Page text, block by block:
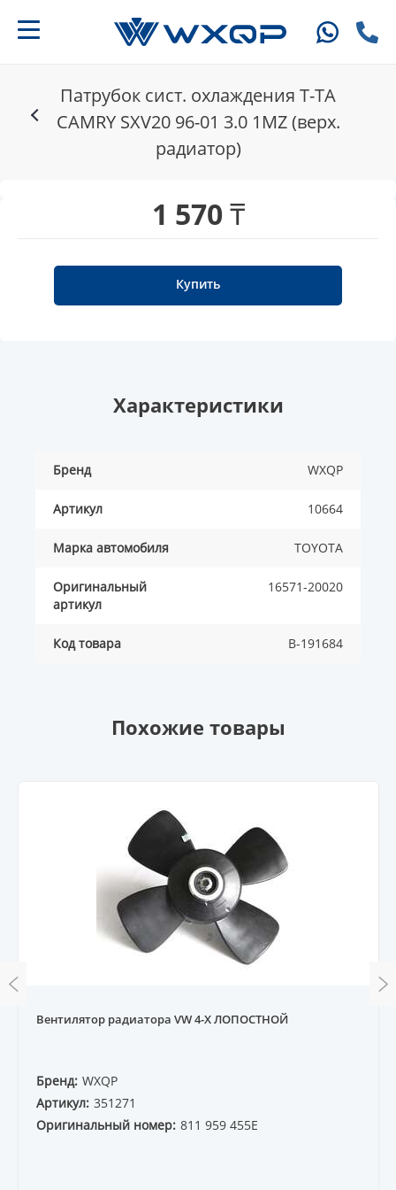
Патрубок сист. охлаждения T-TA
CAMRY SXV20 96-01 3.0 1MZ (верх.
радиатор)
1 570 ₸
Купить
Характеристики
Бренд WXQP
Артикул 10664
Марка автомобиля TOYOTA
Оригинальный
артикул
16571-20020
Код товара B-191684
Похожие товары
Вентилятор радиатора VW 4-X ЛОПОСТНОЙ
Бренд: WXQP
Артикул: 351271
Оригинальный номер: 811 959 455E